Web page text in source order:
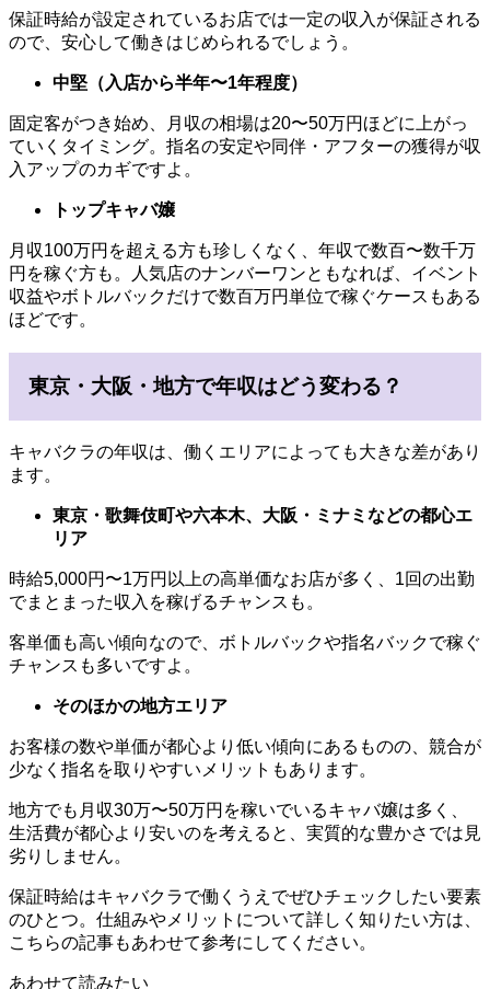
保証時給が設定されているお店では一定の収入が保証される
ので、安心して働きはじめられるでしょう。
中堅（入店から半年〜1年程度）
固定客がつき始め、月収の相場は20〜50万円ほどに上がっ
ていくタイミング。指名の安定や同伴・アフターの獲得が収
入アップのカギですよ。
トップキャバ嬢
月収100万円を超える方も珍しくなく、年収で数百〜数千万
円を稼ぐ方も。人気店のナンバーワンともなれば、イベント
収益やボトルバックだけで数百万円単位で稼ぐケースもある
ほどです。
東京・大阪・地方で年収はどう変わる？
キャバクラの年収は、働くエリアによっても大きな差があり
ます。
東京・歌舞伎町や六本木、大阪・ミナミなどの都心エ
リア
時給5,000円〜1万円以上の高単価なお店が多く、1回の出勤
でまとまった収入を稼げるチャンスも。
客単価も高い傾向なので、ボトルバックや指名バックで稼ぐ
チャンスも多いですよ。
そのほかの地方エリア
お客様の数や単価が都心より低い傾向にあるものの、競合が
少なく指名を取りやすいメリットもあります。
地方でも月収30万〜50万円を稼いでいるキャバ嬢は多く、
生活費が都心より安いのを考えると、実質的な豊かさでは見
劣りしません。
保証時給はキャバクラで働くうえでぜひチェックしたい要素
のひとつ。仕組みやメリットについて詳しく知りたい方は、
こちらの記事もあわせて参考にしてください。
あわせて読みたい